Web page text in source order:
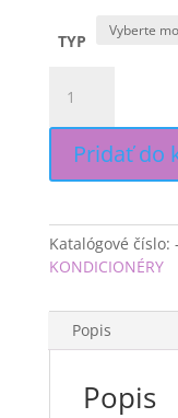
TYP
POMANDROVÝ
KONDICIONÉR
PRIESTORU,
Pridať do
Katalógové číslo: -
KONDICIONÉRY
Popis
Popis